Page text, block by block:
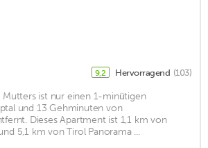
9,2 Hervorragend (103)
Mutters ist nur einen 1-minütigen
und 13 Gehminuten von
Dieses Apartment ist 1,1 km von
5,1 km von Tirol Panorama ...